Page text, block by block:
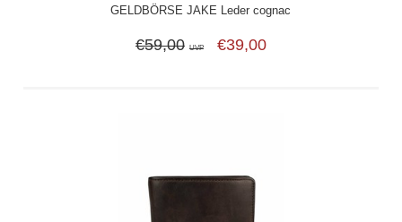
GELDBÖRSE JAKE Leder cognac
€59,00 UVP €39,00